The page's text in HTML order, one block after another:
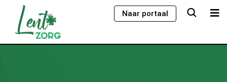
content
Naar portaal